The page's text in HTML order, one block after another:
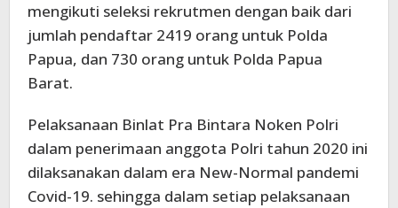
mengikuti seleksi rekrutmen dengan baik dari
jumlah pendaftar 2419 orang untuk Polda
Papua, dan 730 orang untuk Polda Papua
Barat.
Pelaksanaan Binlat Pra Bintara Noken Polri
dalam penerimaan anggota Polri tahun 2020 ini
dilaksanakan dalam era New-Normal pandemi
Covid-19. sehingga dalam setiap pelaksanaan